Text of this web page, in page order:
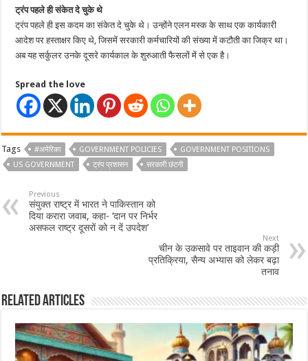
ट्रंप पहले ही संकेत दे चुके थे
ट्रंप पहले ही इस कदम का संकेत दे चुके थे। उन्होंने एलन मस्क के साथ एक कार्यकारी
आदेश पर हस्ताक्षर किए थे, जिसमें सरकारी कर्मचारियों की संख्या में कटौती का जिक्र था।
अब यह सर्कुलर उनके दूसरे कार्यकाल के शुरुआती फैसलों में से एक है।
Spread the love
Tags #अमेरिका GOVERNMENT POLICIES
GOVERNMENT POSITIONS
US GOVERNMENT
ट्रंप प्रशासन सरकारी छंटनी
Previous
संयुक्त राष्ट्र में भारत ने पाकिस्तान को
दिया करारा जवाब, कहा- ‘दान पर निर्भर
असफल राष्ट्र दूसरों को न दें उपदेश’
Next
चीन के उकसावे पर ताइवान की कड़ी
प्रतिक्रिया, सैन्य अभ्यास को लेकर बढ़ा
तनाव
Related Articles